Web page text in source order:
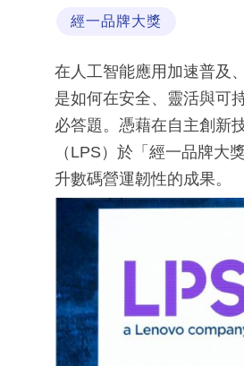
經一品牌大獎
在人工智能應用加速普及
是如何在安全、靈活與可
必答題。憑藉在自主創新
（LPS）於「經一品牌大
升數碼營運韌性的成果。